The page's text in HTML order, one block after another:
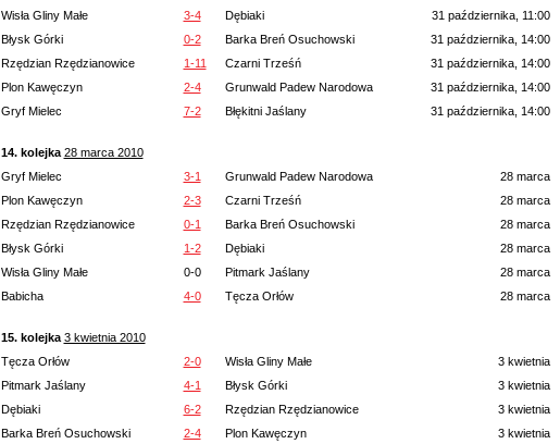
Wisła Gliny Małe
3-4 Dębiaki
31 października, 11:00
Błysk Górki
0-2 Barka Breń Osuchowski
31 października, 14:00
Rzędzian Rzędzianowice
1-11 Czarni Trześń
31 października, 14:00
Plon Kawęczyn
2-4 Grunwald Padew Narodowa
31 października, 14:00
Gryf Mielec
7-2 Błękitni Jaślany 31 października, 14:00
14. kolejka 28 marca 2010
Gryf Mielec
3-1 Grunwald Padew Narodowa
28 marca
Plon Kawęczyn
2-3 Czarni Trześń
28 marca
Rzędzian Rzędzianowice
0-1 Barka Breń Osuchowski
28 marca
Błysk Górki
1-2 Dębiaki
28 marca
Wisła Gliny Małe
0-0 Pitmark Jaślany
28 marca
Babicha
4-0 Tęcza Orłów 28 marca
15. kolejka 3 kwietnia 2010
Tęcza Orłów
2-0 Wisła Gliny Małe
3 kwietnia
Pitmark Jaślany
4-1 Błysk Górki
3 kwietnia
Dębiaki
6-2 Rzędzian Rzędzianowice
3 kwietnia
Barka Breń Osuchowski
2-4 Plon Kawęczyn
3 kwietnia